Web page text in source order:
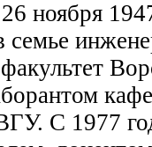
ноября
семье
С 1977